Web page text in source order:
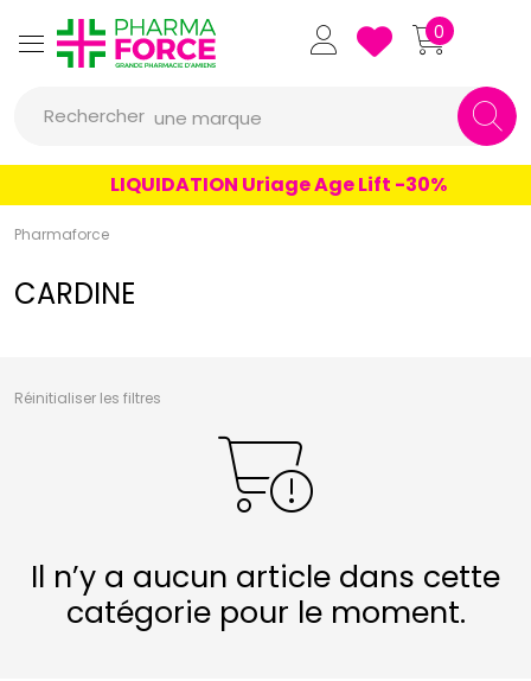
Pharmaforce Grande Pharmacie
0
Rechercher
un conseil
un produit
une marque
LIQUIDATION Uriage Age Lift -30%
Pharmaforce
CARDINE
Réinitialiser les filtres
Il n’y a aucun article dans cette
catégorie pour le moment.